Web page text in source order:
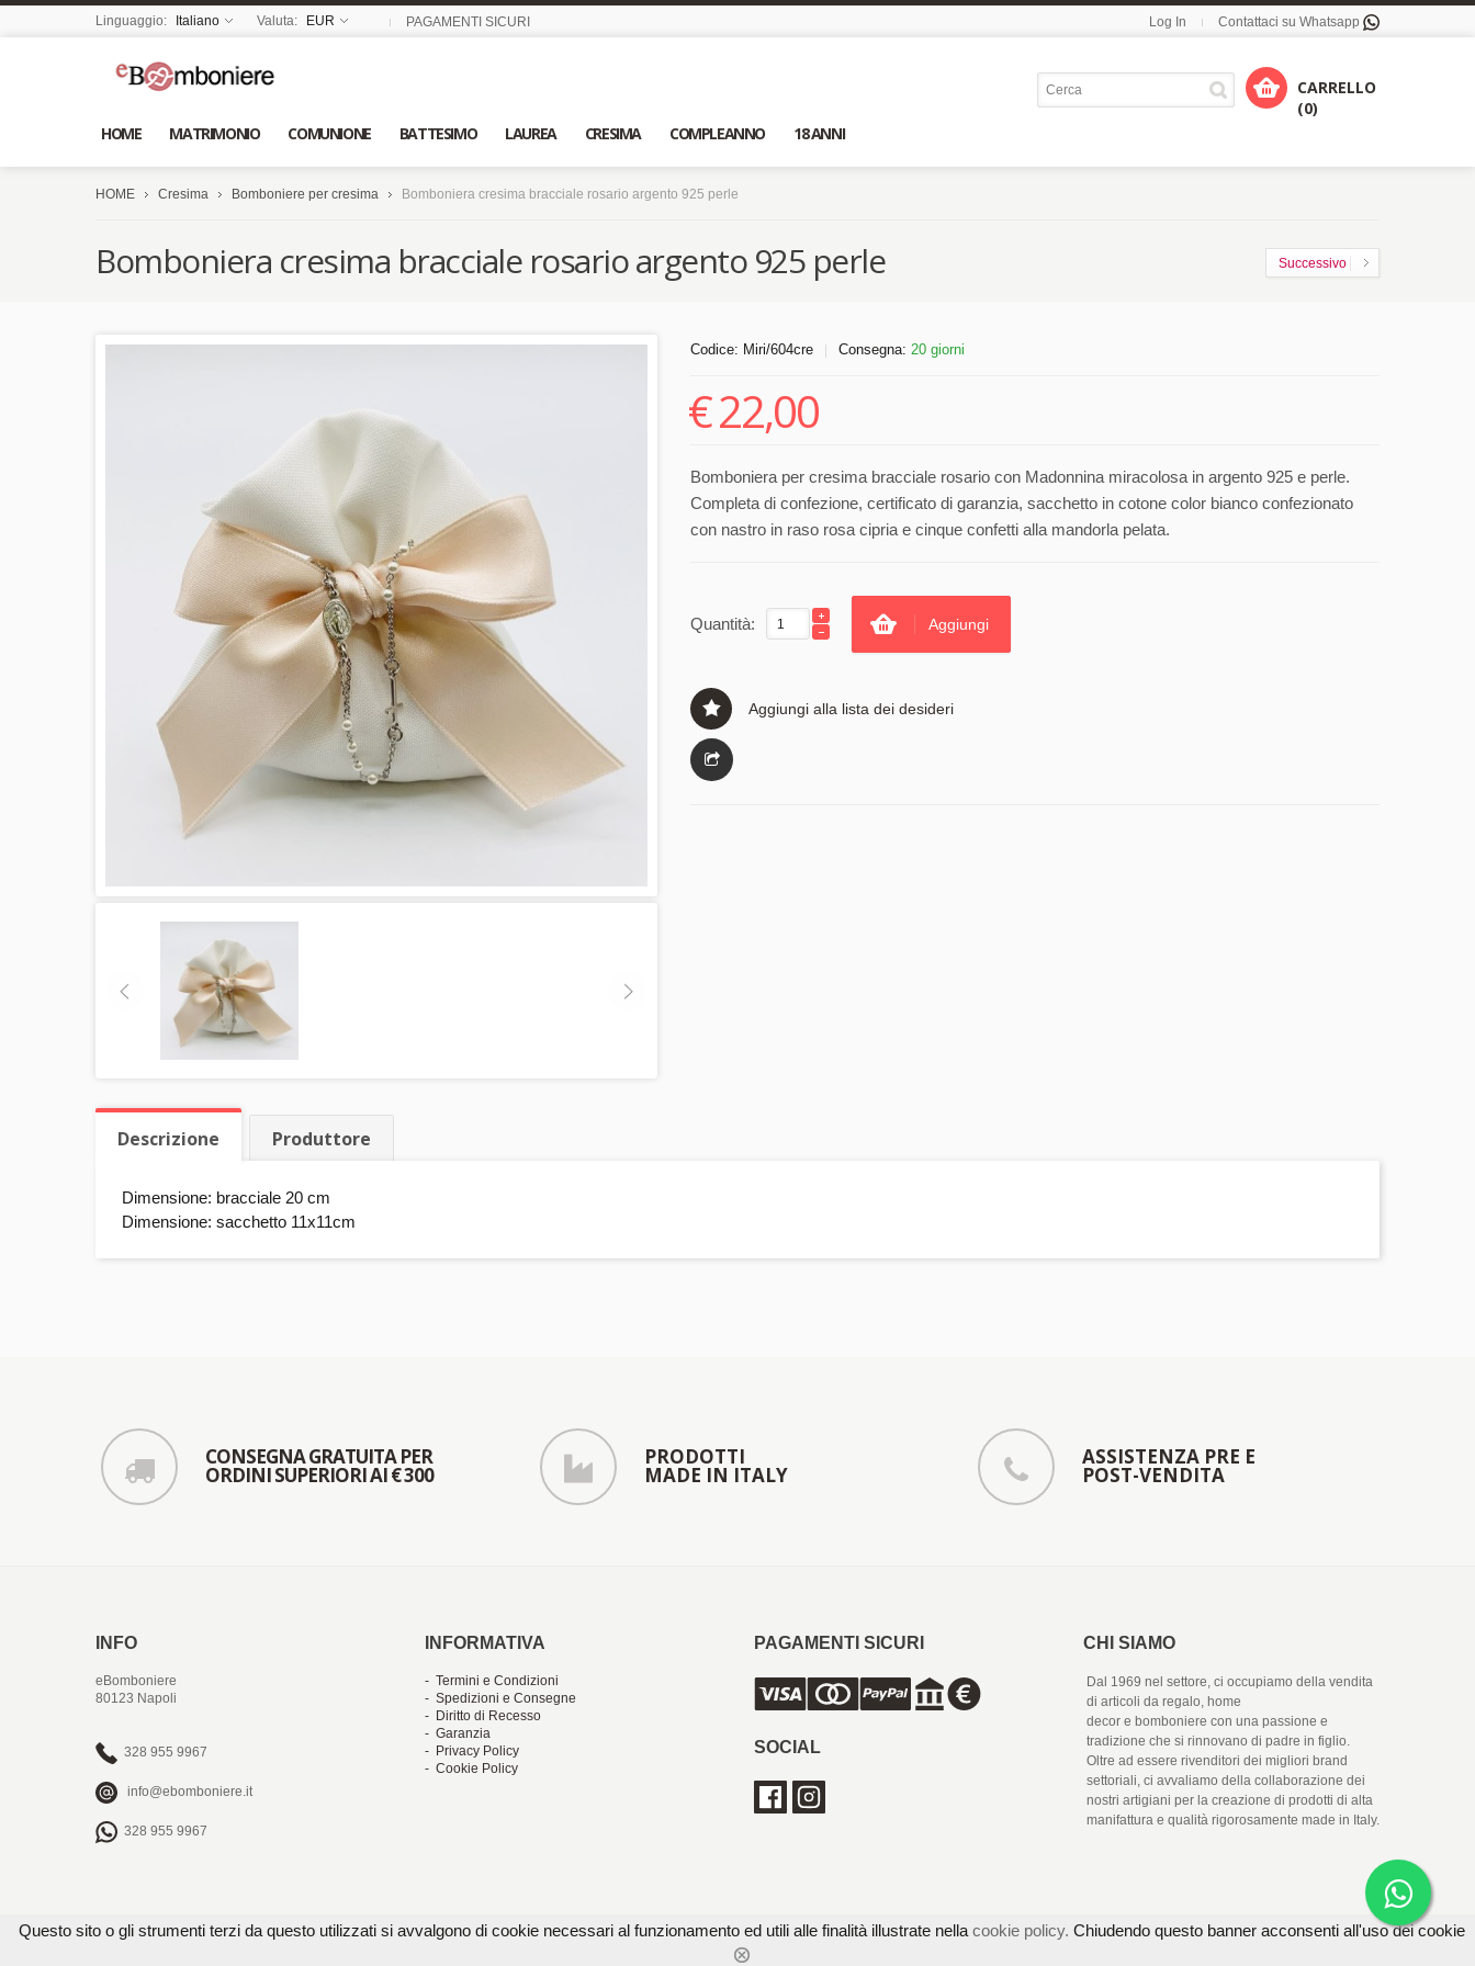
Linguaggio: Italiano Valuta: EUR PAGAMENTI SICURI Log In Contattaci su Whatsapp
HOME MATRIMONIO COMUNIONE BATTESIMO LAUREA CRESIMA COMPLEANNO 18 ANNI
CARRELLO
(0)
HOME Cresima Bomboniere per cresima Bomboniera cresima bracciale rosario argento 925 perle
Successivo
Bomboniera cresima bracciale rosario argento 925 perle
Codice: Miri/604cre Consegna: 20 giorni
€22,00
Bomboniera per cresima bracciale rosario con Madonnina miracolosa in argento 925 e perle.
Completa di confezione, certificato di garanzia, sacchetto in cotone color bianco confezionato
con nastro in raso rosa cipria e cinque confetti alla mandorla pelata.
Quantità: Aggiungi
Aggiungi alla lista dei desideri
Descrizione Produttore
Dimensione: bracciale 20 cm
Dimensione: sacchetto 11x11cm
CONSEGNA GRATUITA PER
ORDINI SUPERIORI AI € 300
PRODOTTI
MADE IN ITALY
ASSISTENZA PRE E
POST-VENDITA
INFO
eBomboniere
80123 Napoli
328 955 9967
info@ebomboniere.it
328 955 9967
INFORMATIVA
- Termini e Condizioni
- Spedizioni e Consegne
- Diritto di Recesso
- Garanzia
- Privacy Policy
- Cookie Policy
PAGAMENTI SICURI
SOCIAL
CHI SIAMO
Dal 1969 nel settore, ci occupiamo della vendita
di articoli da regalo, home
decor e bomboniere con una passione e
tradizione che si rinnovano di padre in figlio.
Oltre ad essere rivenditori dei migliori brand
settoriali, ci avvaliamo della collaborazione dei
nostri artigiani per la creazione di prodotti di alta
manifattura e qualità rigorosamente made in Italy.
Questo sito o gli strumenti terzi da questo utilizzati si avvalgono di cookie necessari al funzionamento ed utili alle finalità illustrate nella cookie policy. Chiudendo questo banner acconsenti all'uso dei cookie